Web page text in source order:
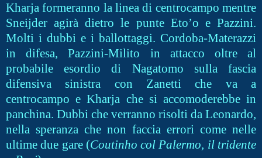
Kharja formeranno la linea di centrocampo mentre
Sneijder agirà dietro le punte Eto’o e Pazzini.
Molti i dubbi e i ballottaggi. Cordoba-Materazzi
in difesa, Pazzini-Milito in attacco oltre al
probabile esordio di Nagatomo sulla fascia
difensiva sinistra con Zanetti che va a
centrocampo e Kharja che si accomoderebbe in
panchina. Dubbi che verranno risolti da Leonardo,
nella speranza che non faccia errori come nelle
ultime due gare (Coutinho col Palermo, il tridente